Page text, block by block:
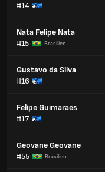
#14
Nata Felipe Nata
#15
Brasilien
Gustavo da Silva
#16
Felipe Guimaraes
#17
Geovane Geovane
#55
Brasilien